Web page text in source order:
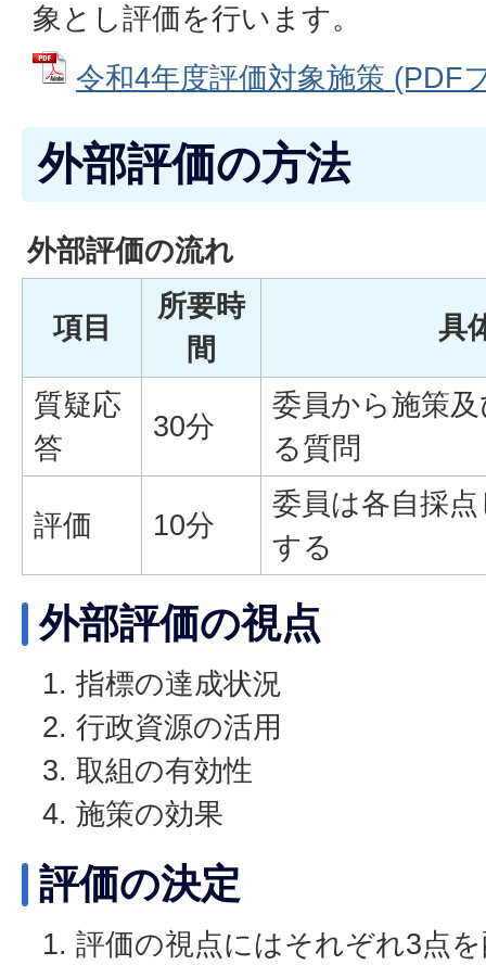
象とし評価を行います。
令和4年度評価対象施策 (PDF
外部評価の方法
外部評価の流れ
項目
所要時
間
具
質疑応
答
30分
委員から施策
る質問
評価 10分
委員は各自採
する
外部評価の視点
指標の達成状況
行政資源の活用
取組の有効性
施策の効果
評価の決定
評価の視点にはそれぞれ3点